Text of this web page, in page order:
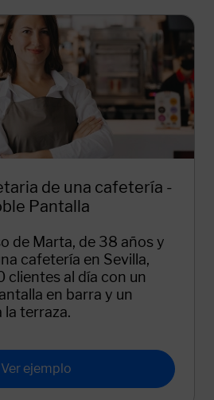
de una cafetería -
Pantalla
de Marta, de 38 años y
cafetería en Sevilla,
clientes al día con un
en barra y un
la terraza.
Ver ejemplo